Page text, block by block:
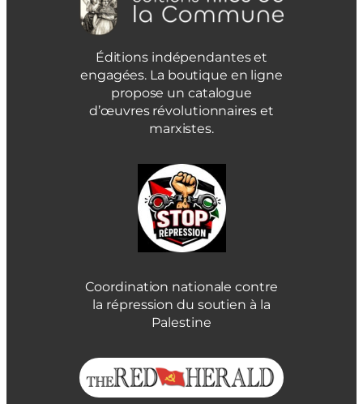
Éditions indépendantes et
engagées. La boutique en ligne
propose un catalogue
d’œuvres révolutionnaires et
marxistes.
Coordination nationale contre
la répression du soutien à la
Palestine